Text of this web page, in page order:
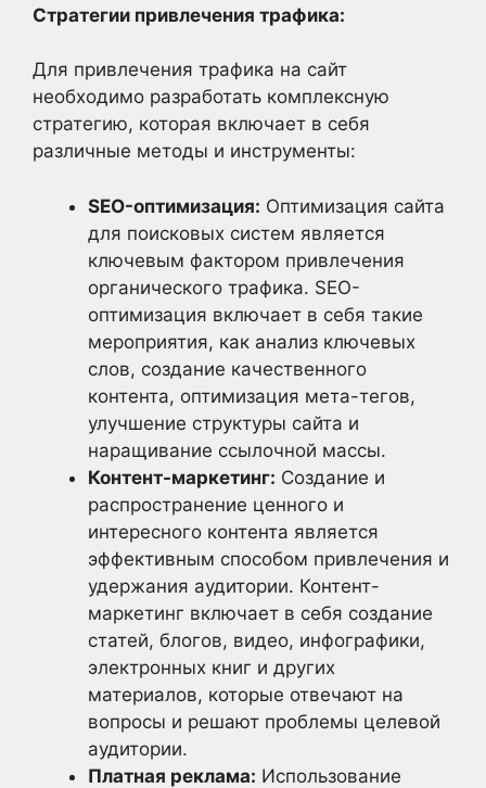
Стратегии привлечения трафика:
Для привлечения трафика на сайт
необходимо разработать комплексную
стратегию, которая включает в себя
различные методы и инструменты:
SEO-оптимизация: Оптимизация сайта
для поисковых систем является
ключевым фактором привлечения
органического трафика. SEO-
оптимизация включает в себя такие
мероприятия, как анализ ключевых
слов, создание качественного
контента, оптимизация мета-тегов,
улучшение структуры сайта и
наращивание ссылочной массы.
Контент-маркетинг: Создание и
распространение ценного и
интересного контента является
эффективным способом привлечения и
удержания аудитории. Контент-
маркетинг включает в себя создание
статей, блогов, видео, инфографики,
электронных книг и других
материалов, которые отвечают на
вопросы и решают проблемы целевой
аудитории.
Платная реклама: Использование